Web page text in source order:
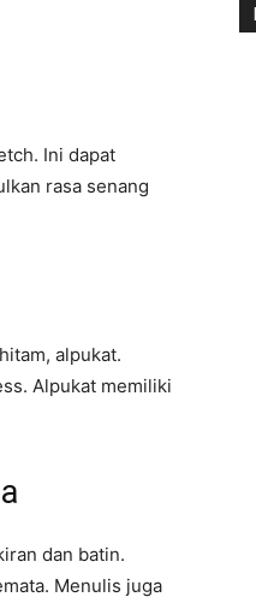
Ini dapat
rasa senang
alpukat.
Alpukat memiliki
dan batin.
Menulis juga